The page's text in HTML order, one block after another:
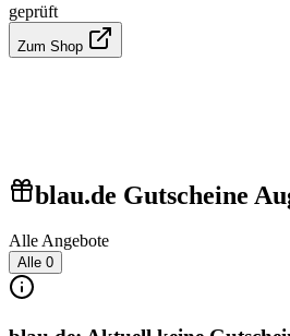
geprüft
Zum Shop
blau.de Gutscheine
Alle Angebote
Alle 0